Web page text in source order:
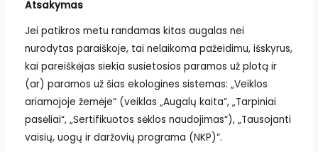
Atsakymas
Jei patikros metu randamas kitas augalas nei
nurodytas paraiškoje, tai nelaikoma pažeidimu, išskyrus,
kai pareiškėjas siekia susietosios paramos už plotą ir
(ar) paramos už šias ekologines sistemas: „Veiklos
ariamojoje žemėje“ (veiklas „Augalų kaita“, „Tarpiniai
pasėliai“, „Sertifikuotos sėklos naudojimas“), „Tausojanti
vaisių, uogų ir daržovių programa (NKP)“.